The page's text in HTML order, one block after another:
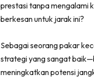
prestasi tanpa mengalami
berkesan untuk jarak ini?
Sebagai seorang pakar
strategi yang sangat
meningkatkan potensi